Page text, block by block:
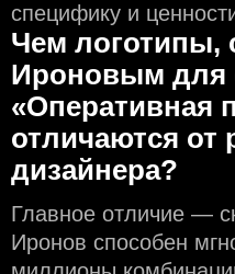
специфику и
Чем логотипы,
Ироновым
«Оперативная
отличаются от
дизайнера?
Главное отличие —
Иронов способен